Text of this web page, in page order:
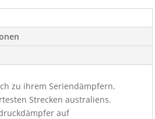
zu ihrem Seriendämpfern.
Strecken australiens.
auf